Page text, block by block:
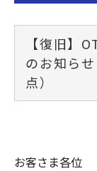
【復旧】
のお知ら
点）
お客さま各位